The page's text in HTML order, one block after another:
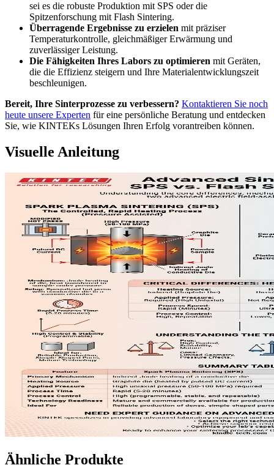
sei es die robuste Produktion mit SPS oder die
Spitzenforschung mit Flash Sintering.
Überragende Ergebnisse zu erzielen mit präziser
Temperaturkontrolle, gleichmäßiger Erwärmung und
zuverlässiger Leistung.
Die Fähigkeiten Ihres Labors zu optimieren mit Geräten,
die die Effizienz steigern und Ihre Materialentwicklungszeit
beschleunigen.
Bereit, Ihre Sinterprozesse zu verbessern? Kontaktieren Sie noch
heute unsere Experten für eine persönliche Beratung und entdecken
Sie, wie KINTEKs Lösungen Ihren Erfolg vorantreiben können.
Visuelle Anleitung
Ähnliche Produkte